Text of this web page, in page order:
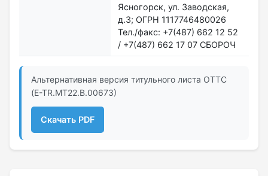
Ясногорск, ул. Заводская,
д.3; ОГРН 1117746480026
Тел./факс: +7(487) 662 12 52
/ +7(487) 662 17 07 СБОРОЧ
Альтернативная версия титульного листа ОТТС
(E-TR.MT22.В.00673)
Скачать PDF